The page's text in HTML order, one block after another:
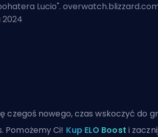
Lucio".
czegoś nowego, czas wskoczyć do
Pomożemy Ci! Kup ELO Boost i